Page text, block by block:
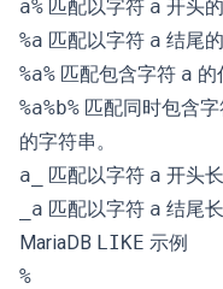
a% 匹配以字符 a 开头
%a 匹配以字符 a 结尾
%a% 匹配包含字符 a 的
%a%b% 匹配同时包含
的字符串。
a_
匹配以字符 a 开头
_a 匹配以字符 a 结尾
MariaDB LIKE 示例
%